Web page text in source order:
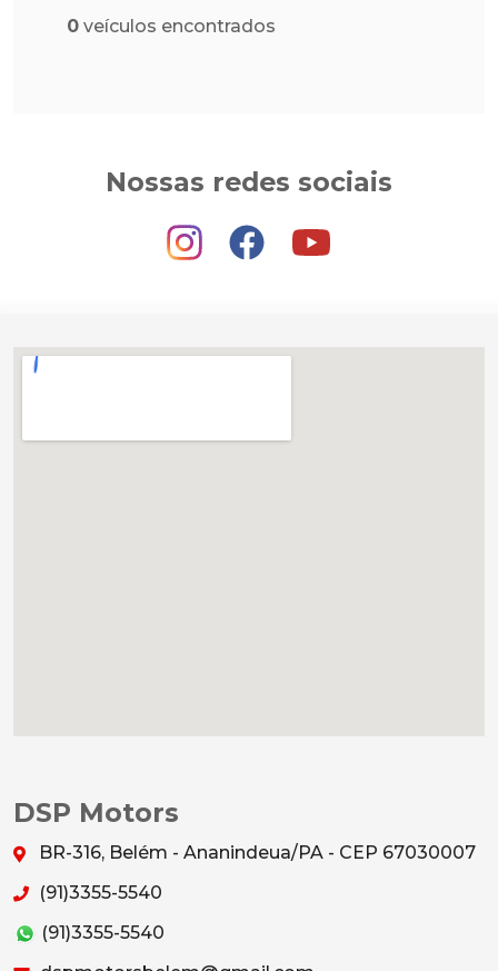
0 veículos encontrados
Nossas redes sociais
DSP Motors
BR-316, Belém - Ananindeua/PA - CEP 67030007
(91)3355-5540
(91)3355-5540